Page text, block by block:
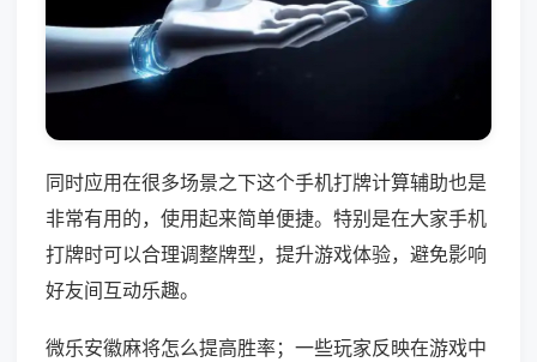
同时应用在很多场景之下这个手机打牌计算辅助也是
非常有用的，使用起来简单便捷。特别是在大家手机
打牌时可以合理调整牌型，提升游戏体验，避免影响
好友间互动乐趣。
微乐安徽麻将怎么提高胜率；一些玩家反映在游戏中